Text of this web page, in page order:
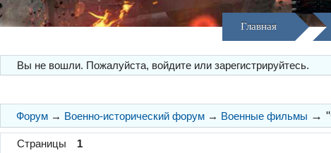
Главная
Вы не вошли. Пожалуйста, войдите или зарегистрируйтесь.
Форум → Военно-исторический форум → Военные фильмы →
Страницы 1